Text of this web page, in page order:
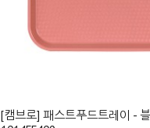
[캠브로] 패스트푸드트레이 -